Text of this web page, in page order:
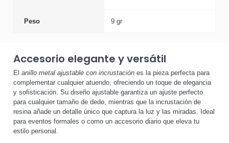
Peso 9 gr
Accesorio elegante y versátil
El anillo metal ajustable con incrustación es la pieza perfecta para
complementar cualquier atuendo, ofreciendo un toque de elegancia
y sofisticación. Su diseño ajustable garantiza un ajuste perfecto
para cualquier tamaño de dedo, mientras que la incrustación de
resina añade un detalle único que captura la luz y las miradas. Ideal
para eventos formales o como un accesorio diario que eleva tu
estilo personal.